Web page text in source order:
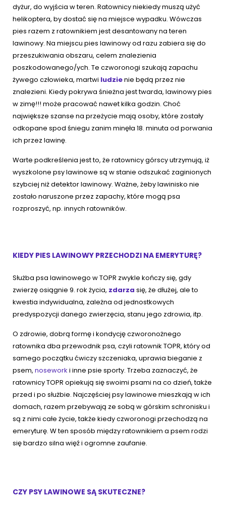
dyżur, do wyjścia w teren. Ratownicy niekiedy muszą użyć
helikoptera, by dostać się na miejsce wypadku. Wówczas
pies razem z ratownikiem jest desantowany na teren
lawinowy. Na miejscu pies lawinowy od razu zabiera się do
przeszukiwania obszaru, celem znalezienia
poszkodowanego/ych. Te czworonogi szukają zapachu
żywego człowieka, martwi ludzienie będą przez nie
znalezieni. Kiedy pokrywa śnieżna jest twarda, lawinowy pies
w zimę!!! może pracować nawet kilka godzin. Choć
największe szanse na przeżycie mają osoby, które zostały
odkopane spod śniegu zanim minęła 18. minuta od porwania
ich przez lawinę.
Warte podkreślenia jest to, że ratownicy górscy utrzymują, iż
wyszkolone psy lawinowe są w stanie odszukać zaginionych
szybciej niż detektor lawinowy. Ważne, żeby lawinisko nie
zostało naruszone przez zapachy, które mogą psa
rozproszyć, np. innych ratowników.
KIEDY PIES LAWINOWY PRZECHODZI NA EMERYTURĘ?
Służba psa lawinowego w TOPR zwykle kończy się, gdy
zwierzę osiągnie 9. rok życia, zdarza się, że dłużej, ale to
kwestia indywidualna, zależna od jednostkowych
predyspozycji danego zwierzęcia, stanu jego zdrowia, itp.
O zdrowie, dobrą formę i kondycję czworonożnego
ratownika dba przewodnik psa, czyli ratownik TOPR, który od
samego początku ćwiczy szczeniaka, uprawia bieganie z
psem, nosework i inne psie sporty. Trzeba zaznaczyć, że
ratownicy TOPR opiekują się swoimi psami na co dzień, także
przed i po służbie. Najczęściej psy lawinowe mieszkają w ich
domach, razem przebywają ze sobą w górskim schronisku i
są z nimi całe życie, także kiedy czworonogi przechodzą na
emeryturę. W ten sposób między ratownikiem a psem rodzi
się bardzo silna więź i ogromne zaufanie.
CZY PSY LAWINOWE SĄ SKUTECZNE?